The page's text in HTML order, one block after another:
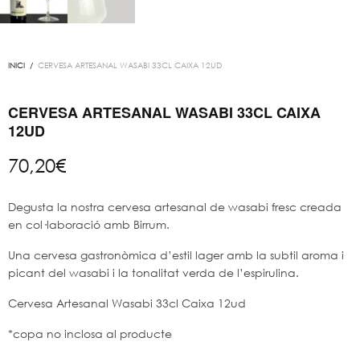
INICI / CERVESA ARTESANAL WASABI 33CL CAIXA 12UD
CERVESA ARTESANAL WASABI 33CL CAIXA
12UD
70,20€
Degusta la nostra cervesa artesanal de wasabi fresc creada
en col·laboració amb Birrum.
Una cervesa gastronòmica d’estil lager amb la subtil aroma i
picant del wasabi i la tonalitat verda de l’espirulina.
Cervesa Artesanal Wasabi 33cl Caixa 12ud
*copa no inclosa al producte